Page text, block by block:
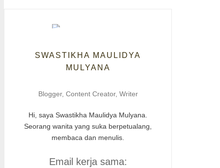
SWASTIKHA MAULIDYA
MULYANA
Blogger, Content Creator, Writer
Hi, saya Swastikha Maulidya Mulyana.
Seorang wanita yang suka berpetualang,
membaca dan menulis.
Email kerja sama: